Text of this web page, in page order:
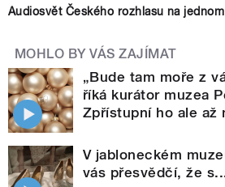
Audiosvět Českého rozhlasu na
MOHLO BY VÁS ZAJÍMAT
„Bude tam moře z
říká kurátor muzea
Zpřístupní ho ale až
V jabloneckém
vás přesvědčí, že